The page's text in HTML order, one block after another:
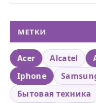
МЕТКИ
Acer Alcatel
Iphone
Бытовая техника